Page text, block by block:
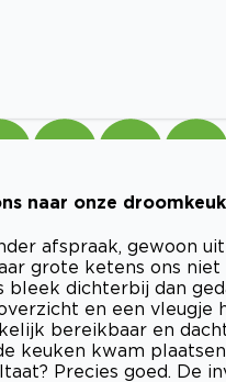
naar onze
afspraak, gewoon
grote ketens ons
dichterbij dan
en een vleugje
bereikbaar en
keuken kwam
Precies goed. De